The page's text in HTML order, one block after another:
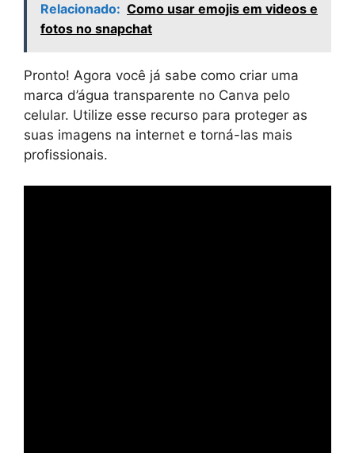
Relacionado: Como usar emojis em videos e
fotos no snapchat
Pronto! Agora você já sabe como criar uma
marca d’água transparente no Canva pelo
celular. Utilize esse recurso para proteger as
suas imagens na internet e torná-las mais
profissionais.